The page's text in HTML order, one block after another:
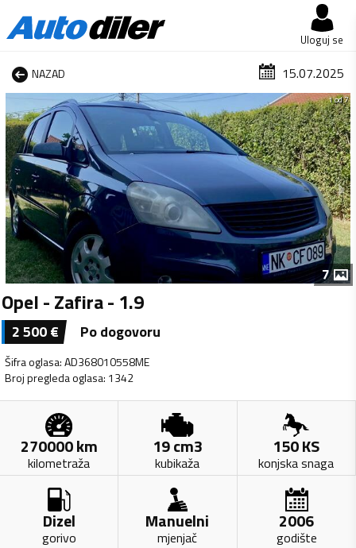
Uloguj se
NAZAD 15.07.2025
1 od 7
7
Opel - Zafira - 1.9
2 500€ Po dogovoru
Šifra oglasa:AD368010558ME
Broj pregleda oglasa: 1342
270000km
kilometraža
19cm3
kubikaža
150KS
konjska snaga
Dizel
gorivo
Manuelni
mjenjač
2006
godište